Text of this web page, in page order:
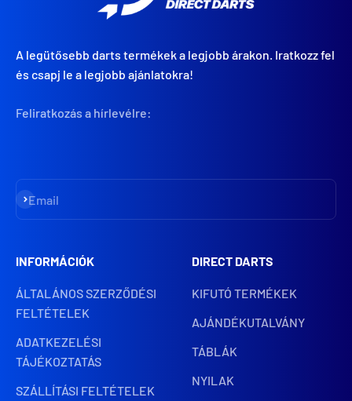
A legütősebb darts termékek a legjobb árakon. Iratkozz fel
és csapj le a legjobb ajánlatokra!
Feliratkozás a hírlevélre:
Email
Iratkozz fel
INFORMÁCIÓK
ÁLTALÁNOS SZERZŐDÉSI
FELTÉTELEK
ADATKEZELÉSI
TÁJÉKOZTATÁS
SZÁLLÍTÁSI FELTÉTELEK
DIRECT DARTS
KIFUTÓ TERMÉKEK
AJÁNDÉKUTALVÁNY
TÁBLÁK
NYILAK